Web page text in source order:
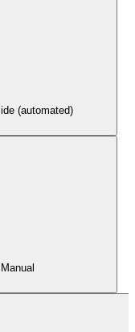
(automated)